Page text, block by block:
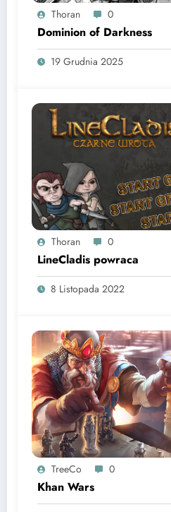
Thoran 0
Dominion of Darkness
19 Grudnia 2025
Thoran 0
LineCladis powraca
8 Listopada 2022
TreeCo 0
Khan Wars